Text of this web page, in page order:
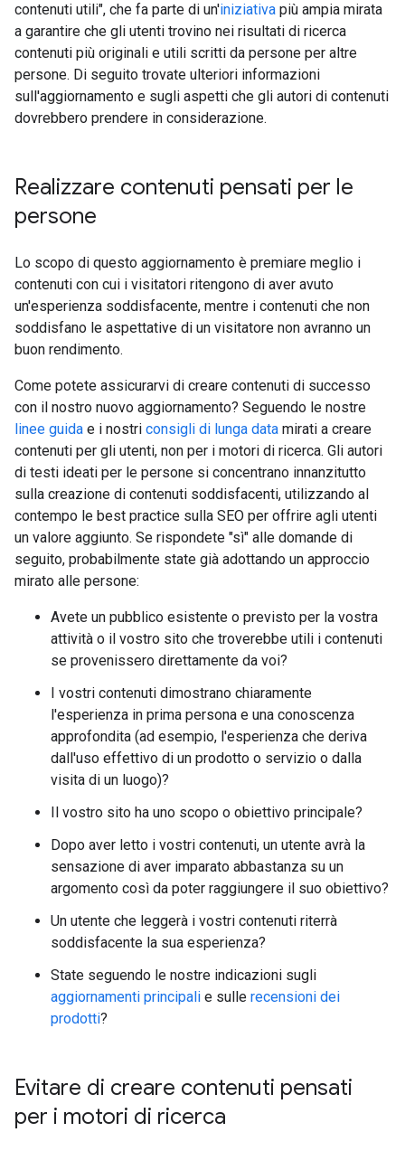
contenuti utili", che fa parte di un'iniziativa più ampia mirata
a garantire che gli utenti trovino nei risultati di ricerca
contenuti più originali e utili scritti da persone per altre
persone. Di seguito trovate ulteriori informazioni
sull'aggiornamento e sugli aspetti che gli autori di contenuti
dovrebbero prendere in considerazione.
Realizzare contenuti pensati per le
persone
Lo scopo di questo aggiornamento è premiare meglio i
contenuti con cui i visitatori ritengono di aver avuto
un'esperienza soddisfacente, mentre i contenuti che non
soddisfano le aspettative di un visitatore non avranno un
buon rendimento.
Come potete assicurarvi di creare contenuti di successo
con il nostro nuovo aggiornamento? Seguendo le nostre
linee guida e i nostri consigli di lunga data mirati a creare
contenuti per gli utenti, non per i motori di ricerca. Gli autori
di testi ideati per le persone si concentrano innanzitutto
sulla creazione di contenuti soddisfacenti, utilizzando al
contempo le best practice sulla SEO per offrire agli utenti
un valore aggiunto. Se rispondete "sì" alle domande di
seguito, probabilmente state già adottando un approccio
mirato alle persone:
Avete un pubblico esistente o previsto per la vostra
attività o il vostro sito che troverebbe utili i contenuti
se provenissero direttamente da voi?
I vostri contenuti dimostrano chiaramente
l'esperienza in prima persona e una conoscenza
approfondita (ad esempio, l'esperienza che deriva
dall'uso effettivo di un prodotto o servizio o dalla
visita di un luogo)?
Il vostro sito ha uno scopo o obiettivo principale?
Dopo aver letto i vostri contenuti, un utente avrà la
sensazione di aver imparato abbastanza su un
argomento così da poter raggiungere il suo obiettivo?
Un utente che leggerà i vostri contenuti riterrà
soddisfacente la sua esperienza?
State seguendo le nostre indicazioni sugli
aggiornamenti principali e sulle recensioni dei
prodotti?
Evitare di creare contenuti pensati
per i motori di ricerca